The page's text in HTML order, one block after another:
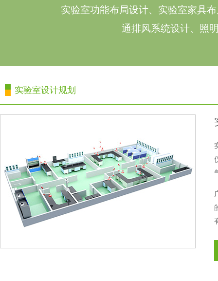
实验室功能布局设计、实验室家具布局
通排风系统设计、照明
实验室设计规划